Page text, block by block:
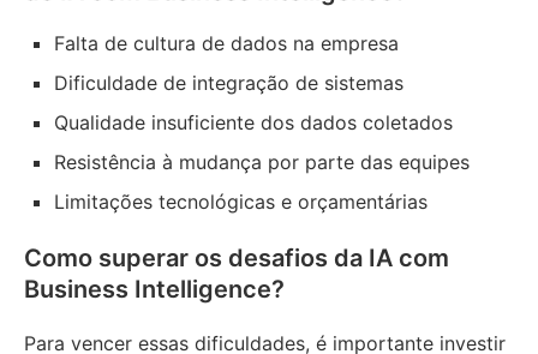
Falta de cultura de dados na empresa
Dificuldade de integração de sistemas
Qualidade insuficiente dos dados coletados
Resistência à mudança por parte das equipes
Limitações tecnológicas e orçamentárias
Como superar os desafios da IA com
Business Intelligence?
Para vencer essas dificuldades, é importante investir